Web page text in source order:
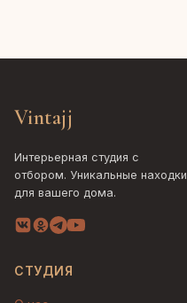
Vintajj
Интерьерная студия с
отбором. Уникальные находки
для вашего дома.
СТУДИЯ